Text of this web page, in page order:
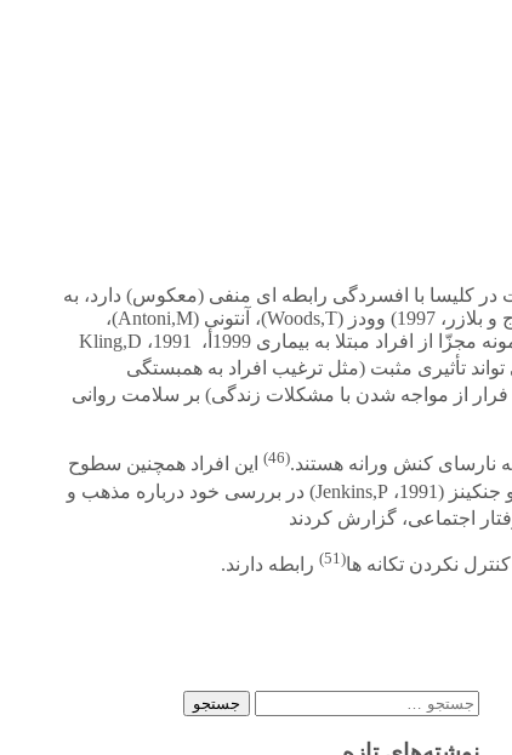
کلیسا با افسردگی رابطه ای منفی (معکوس) دارد، به
وودز
(Woods,T) ، آنتونی (Antoni,M)
،
،1991 أ، 1999 مجزّا از افراد مبتلا به بیماری
تأثیری مثبت (مثل ترغیب افراد به همبستگی
از مواجه شدن با مشکلات زندگی) بر سلامت روانی
نارسای کنش ورانه هستند.
(46)
این افراد همچنین سطوح
جنکینز (Jenkins,P ،1991)
در بررسی خود درباره مذهب و
اجتماعی، گزارش کردند
نکردن تکانه ها(51) رابطه دارند.
جستجو